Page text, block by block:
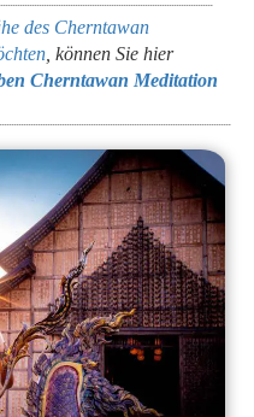
des Cherntawan
, können Sie hier
Cherntawan Meditation